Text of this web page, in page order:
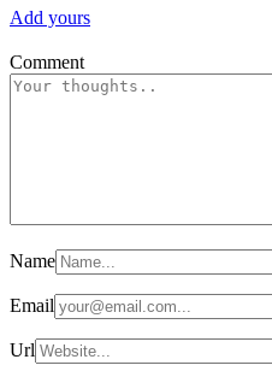
Add yours
Comment
Name
Email
Url